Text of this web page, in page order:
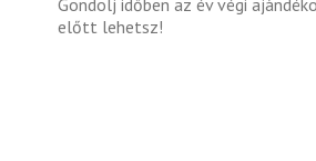
Gondolj időben az év végi
előtt lehetsz!